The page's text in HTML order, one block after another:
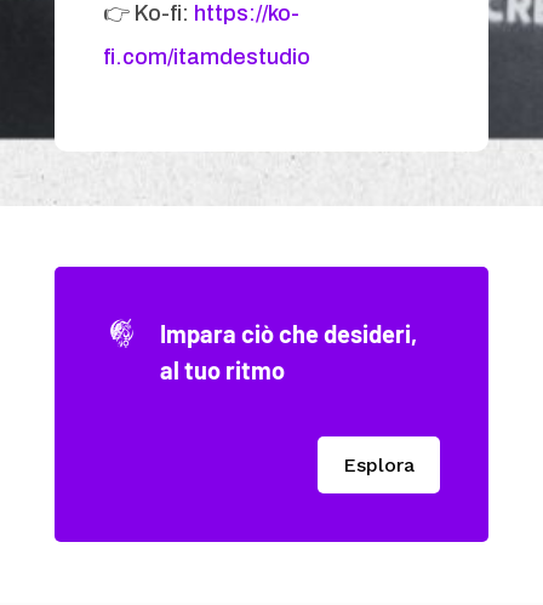
👉 Ko-fi: https://ko-
fi.com/itamdestudio
Impara ciò che desideri,
al tuo ritmo
Esplora